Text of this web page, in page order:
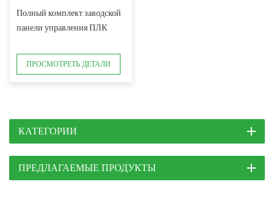
Полный комплект заводской
панели управления ПЛК
ПРОСМОТРЕТЬ ДЕТАЛИ
КАТЕГОРИИ
ПРЕДЛАГАЕМЫЕ ПРОДУКТЫ